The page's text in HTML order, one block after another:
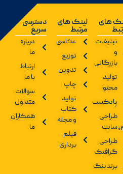
های
تبلیغات
و
بازرگانی
تولید
محتوا
پادکست
طراحی
سایت
طراحی
گرافیک
برندینگ
لینک های
مرتبط
عکاسی
توزیع
تدوین
چاپ
تولید
کتاب
و مجله
فیلم
برداری
دسترسی
سریع
درباره
ما
ارتباط
با ما
سوالات
متداول
همکاران
ما